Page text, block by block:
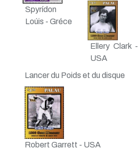
Spyrídon
Loúis - Gréce
Ellery Clark -
USA
Lancer du Poids et du disque
Robert Garrett - USA